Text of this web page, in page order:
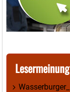
Lesermeinung
Wasserburger_